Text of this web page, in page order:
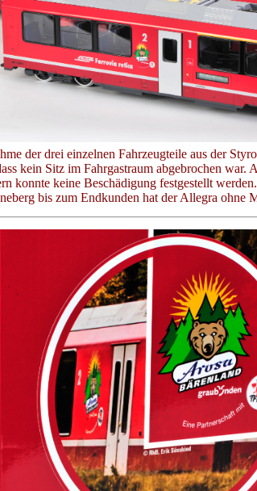
der drei einzelnen Fahrzeugteile aus der
kein Sitz im Fahrgastraum abgebrochen war.
konnte keine Beschädigung festgestellt
bis zum Endkunden hat der Allegra ohne